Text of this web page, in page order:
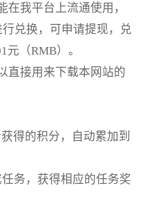
在我平台上流通使用，
兑换，可申请提现，兑
（RMB）。
直接用来下载本网站的
得的积分，自动累加到
务，获得相应的任务奖